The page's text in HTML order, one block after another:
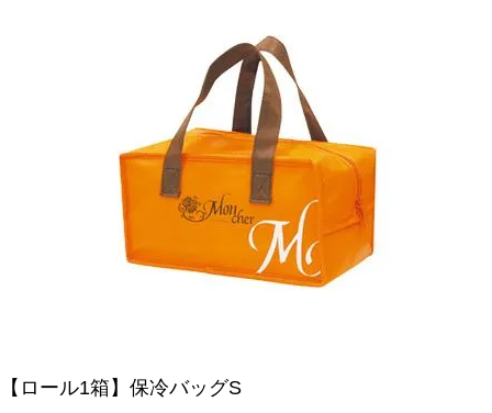
【ロール1箱】保冷バッグS